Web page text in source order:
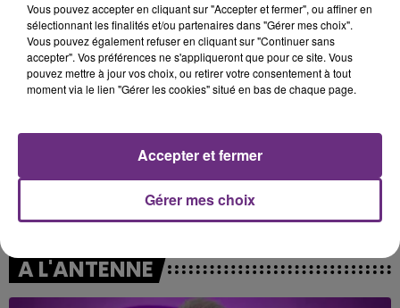
14h02
14h02
SHAKIRA FEAT. BURNA BOY
14h00
14h00
PIERRE DE MAERE
Je Pense A Vous
A L'ANTENNE
Vous pouvez accepter en cliquant sur "Accepter et fermer", ou affiner en
sélectionnant les finalités et/ou partenaires dans "Gérer mes choix".
Vous pouvez également refuser en cliquant sur "Continuer sans
accepter". Vos préférences ne s'appliqueront que pour ce site. Vous
pouvez mettre à jour vos choix, ou retirer votre consentement à tout
moment via le lien "Gérer les cookies" situé en bas de chaque page.
Gérer mes choix
Accepter et fermer